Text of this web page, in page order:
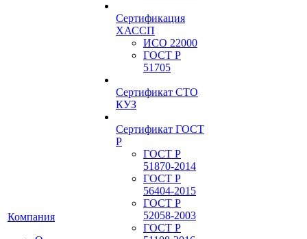
Компания
Сертификация
ХАССП
ИСО 22000
ГОСТ Р
51705
Сертификат СТО
КУЗ
Сертификат ГОСТ
Р
ГОСТ Р
51870-2014
ГОСТ Р
56404-2015
ГОСТ Р
52058-2003
ГОСТ Р